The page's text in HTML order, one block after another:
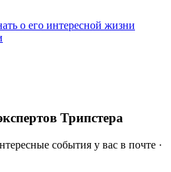
о его интересной жизни
Трипстера
события у вас в почте ·